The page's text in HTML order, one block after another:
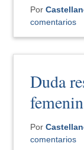
Por
comentarios
Duda
Por
comentarios